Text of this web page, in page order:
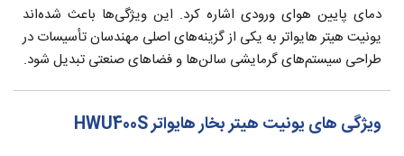
دمای پایین هوای ورودی اشاره کرد. این ویژگی‌ها باعث شده‌اند
یونیت هیتر هایواتر به یکی از گزینه‌های اصلی مهندسان تأسیسات در
طراحی سیستم‌های گرمایشی سالن‌ها و فضاهای صنعتی تبدیل شود.
ویژگی های یونیت هیتر بخار هایواتر HWU400S